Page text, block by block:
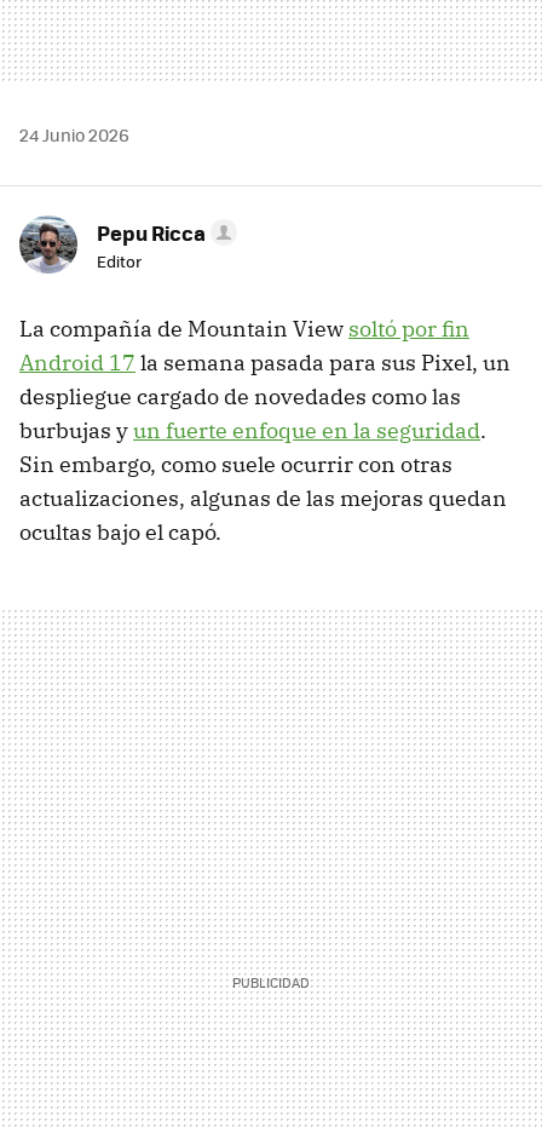
24 Junio 2026
Pepu Ricca
Editor
La compañía de Mountain View soltó por fin
Android 17 la semana pasada para sus Pixel, un
despliegue cargado de novedades como las
burbujas yun fuerte enfoque en la seguridad.
Sin embargo, como suele ocurrir con otras
actualizaciones, algunas de las mejoras quedan
ocultas bajo el capó.